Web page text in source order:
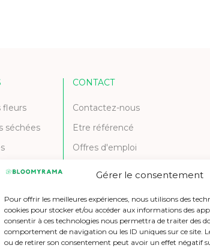
Gérer le consentement
Pour offrir les meilleures expériences, nous utilisons des
cookies pour stocker et/ou accéder aux informations des
consentir à ces technologies nous permettra de traiter des
comportement de navigation ou les ID uniques sur ce site.
ou de retirer son consentement peut avoir un effet négatif
fleurs
séchées
et deuil
CONTACT
Contactez-nous
Etre référencé
Offres d'emploi